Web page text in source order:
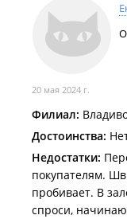
20 мая 2024 г.
Филиал:
Достоинства:
Недостатки:
покупателям.
пробивает. В
спроси,